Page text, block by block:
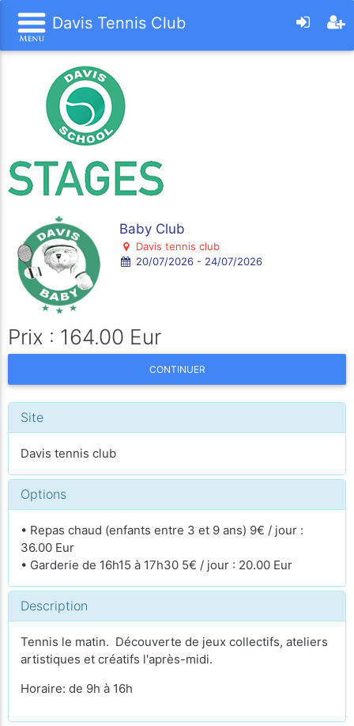
Davis Tennis Club
Baby Club
Davis tennis club
20/07/2026 - 24/07/2026
Prix : 164.00 Eur
CONTINUER
Site
Davis tennis club
Options
• Repas chaud (enfants entre 3 et 9 ans) 9€ / jour :
36.00 Eur
• Garderie de 16h15 à 17h30 5€ / jour : 20.00 Eur
Description
Tennis le matin. Découverte de jeux collectifs, ateliers
artistiques et créatifs l'après-midi.
Horaire: de 9h à 16h